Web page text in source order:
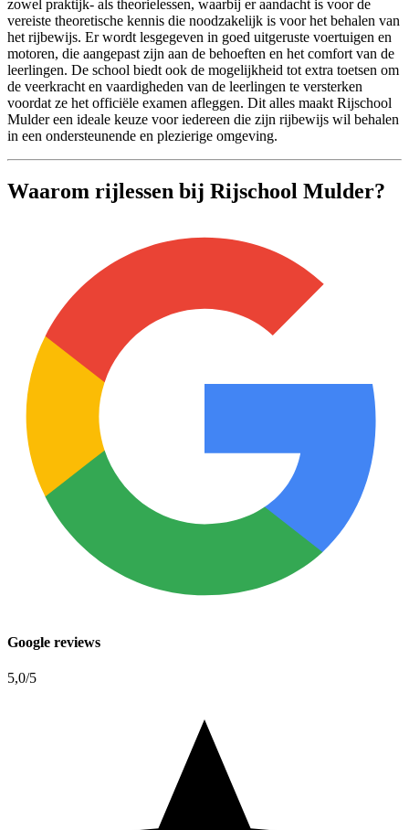
zowel praktijk- als theorielessen, waarbij er aandacht is voor de
vereiste theoretische kennis die noodzakelijk is voor het behalen van
het rijbewijs. Er wordt lesgegeven in goed uitgeruste voertuigen en
motoren, die aangepast zijn aan de behoeften en het comfort van de
leerlingen. De school biedt ook de mogelijkheid tot extra toetsen om
de veerkracht en vaardigheden van de leerlingen te versterken
voordat ze het officiële examen afleggen. Dit alles maakt Rijschool
Mulder een ideale keuze voor iedereen die zijn rijbewijs wil behalen
in een ondersteunende en plezierige omgeving.
Waarom rijlessen bij Rijschool Mulder?
Google reviews
5,0/5